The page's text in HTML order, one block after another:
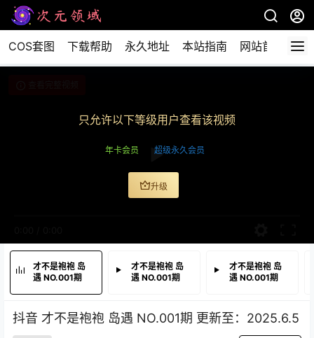
COS套图 下载帮助 永久地址 本站指南 网站首页
只允许以下等级用户查看该视频
年卡会员 超级永久会员
升级
才不是袍袍 岛
遇 NO.001期
才不是袍袍 岛
遇 NO.001期
才不是袍袍 岛
遇 NO.001期
抖音 才不是袍袍 岛遇 NO.001期 更新至：2025.6.5